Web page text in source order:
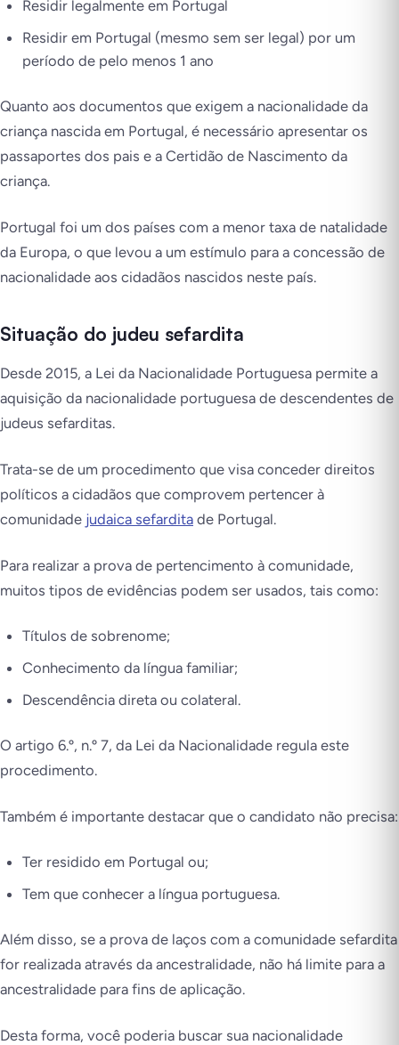
Residir legalmente em Portugal
Residir em Portugal (mesmo sem ser legal) por um
período de pelo menos 1 ano
Quanto aos documentos que exigem a nacionalidade da
criança nascida em Portugal, é necessário apresentar os
passaportes dos pais e a Certidão de Nascimento da
criança.
Portugal foi um dos países com a menor taxa de natalidade
da Europa, o que levou a um estímulo para a concessão de
nacionalidade aos cidadãos nascidos neste país.
Situação do judeu sefardita
Desde 2015, a Lei da Nacionalidade Portuguesa permite a
aquisição da nacionalidade portuguesa de descendentes de
judeus sefarditas.
Trata-se de um procedimento que visa conceder direitos
políticos a cidadãos que comprovem pertencer à
comunidade judaica sefardita de Portugal.
Para realizar a prova de pertencimento à comunidade,
muitos tipos de evidências podem ser usados, tais como:
Títulos de sobrenome;
Conhecimento da língua familiar;
Descendência direta ou colateral.
O artigo 6.º, n.º 7, da Lei da Nacionalidade regula este
procedimento.
Também é importante destacar que o candidato não precisa:
Ter residido em Portugal ou;
Tem que conhecer a língua portuguesa.
Além disso, se a prova de laços com a comunidade sefardita
for realizada através da ancestralidade, não há limite para a
ancestralidade para fins de aplicação.
Desta forma, você poderia buscar sua nacionalidade